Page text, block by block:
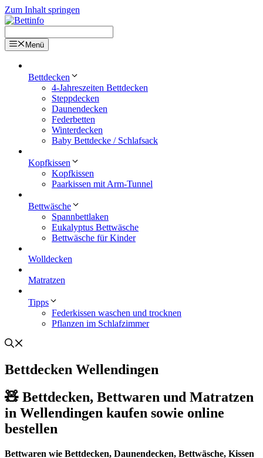
Zum Inhalt springen
Menü
Bettdecken
4-Jahreszeiten Bettdecken
Steppdecken
Daunendecken
Federbetten
Winterdecken
Baby Bettdecke / Schlafsack
Kopfkissen
Kopfkissen
Paarkissen mit Arm-Tunnel
Bettwäsche
Spannbettlaken
Eukalyptus Bettwäsche
Bettwäsche für Kinder
Wolldecken
Matratzen
Tipps
Federkissen waschen und trocknen
Pflanzen im Schlafzimmer
Bettdecken Wellendingen
🧸 Bettdecken, Bettwaren und Matratzen
in Wellendingen kaufen sowie online
bestellen
Bettwaren wie Bettdecken, Daunendecken, Bettwäsche, Kissen